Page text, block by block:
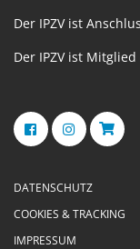
Der IPZV ist
Der IPZV ist Mitglied
DATENSCHUTZ
COOKIES & TRACKING
IMPRESSUM